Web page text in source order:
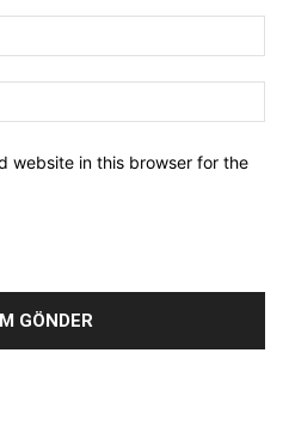
website in this browser for the